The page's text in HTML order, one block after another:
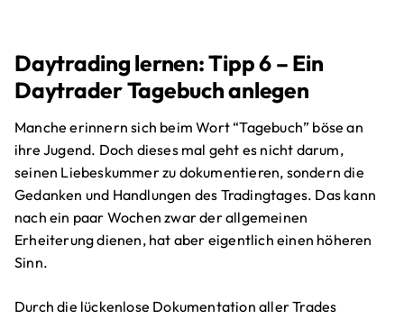
Daytrading lernen: Tipp 6 – Ein
Daytrader Tagebuch anlegen
Manche erinnern sich beim Wort “Tagebuch” böse an
ihre Jugend. Doch dieses mal geht es nicht darum,
seinen Liebeskummer zu dokumentieren, sondern die
Gedanken und Handlungen des Tradingtages. Das kann
nach ein paar Wochen zwar der allgemeinen
Erheiterung dienen, hat aber eigentlich einen höheren
Sinn.
Durch die lückenlose Dokumentation aller Trades